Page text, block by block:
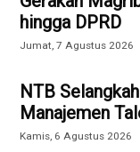
hingga DPRD
Jumat, 7 Agustus 2026
NTB
Manajemen
Kamis, 6 Agustus 2026